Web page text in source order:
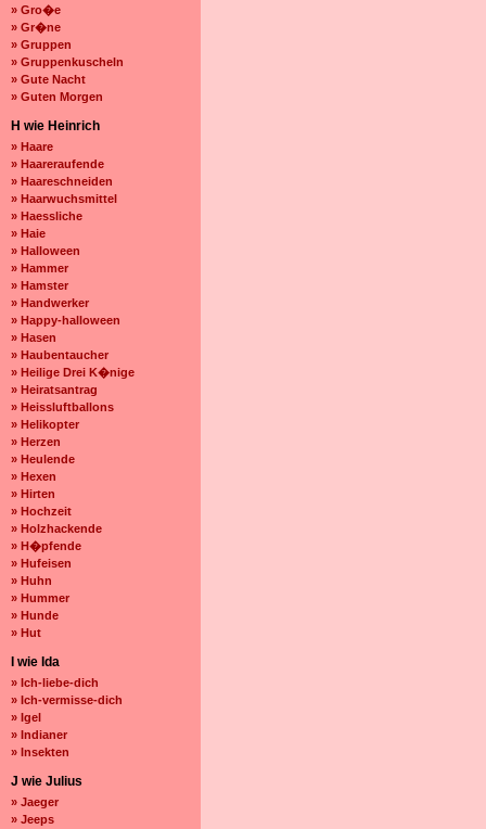
» Gro�e
» Gr�ne
» Gruppen
» Gruppenkuscheln
» Gute Nacht
» Guten Morgen
H wie Heinrich
» Haare
» Haareraufende
» Haareschneiden
» Haarwuchsmittel
» Haessliche
» Haie
» Halloween
» Hammer
» Hamster
» Handwerker
» Happy-halloween
» Hasen
» Haubentaucher
» Heilige Drei K�nige
» Heiratsantrag
» Heissluftballons
» Helikopter
» Herzen
» Heulende
» Hexen
» Hirten
» Hochzeit
» Holzhackende
» H�pfende
» Hufeisen
» Huhn
» Hummer
» Hunde
» Hut
I wie Ida
» Ich-liebe-dich
» Ich-vermisse-dich
» Igel
» Indianer
» Insekten
J wie Julius
» Jaeger
» Jeeps